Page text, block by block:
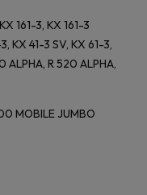
161-3, KX 161-3
KX 41-3 SV, KX 61-3,
ALPHA, R 520 ALPHA,
MOBILE JUMBO